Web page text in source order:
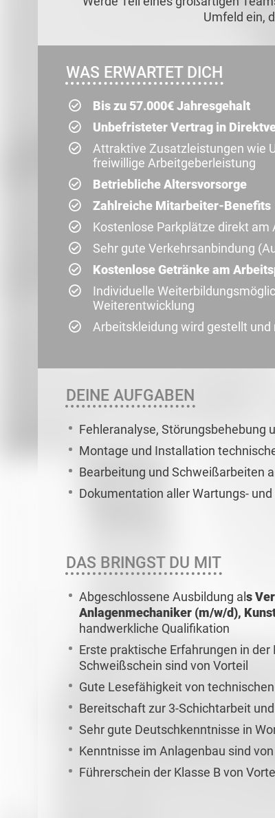
Umfeld ein,
WAS ERWARTET DICH
Bis zu 57.000€ Jahresgehalt
Unbefristeter Vertrag in
Attraktive Zusatzleistungen wie
freiwillige Arbeitgeberleistung
Betriebliche Altersvorsorge
Zahlreiche Mitarbeiter-Benefits
Kostenlose Parkplätze direkt am
Sehr gute Verkehrsanbindung
Kostenlose Getränke am
Individuelle
Weiterentwicklung
Arbeitskleidung wird gestellt
DEINE AUFGABEN
Fehleranalyse, Störungsbehebung
Montage und Installation
Bearbeitung und Schweißarbeiten
Dokumentation aller Wartungs-
DAS BRINGST DU MIT
Abgeschlossene Ausbildung al s
Anlagenmechaniker (m/w/d),
handwerkliche Qualifikation
Erste praktische Erfahrungen in
Schweißschein sind von Vorteil
Gute Lesefähigkeit von
Bereitschaft zur 3-Schichtarbeit
Sehr gute Deutschkenntnisse in
Kenntnisse im Anlagenbau sind von
Führerschein der Klasse B von